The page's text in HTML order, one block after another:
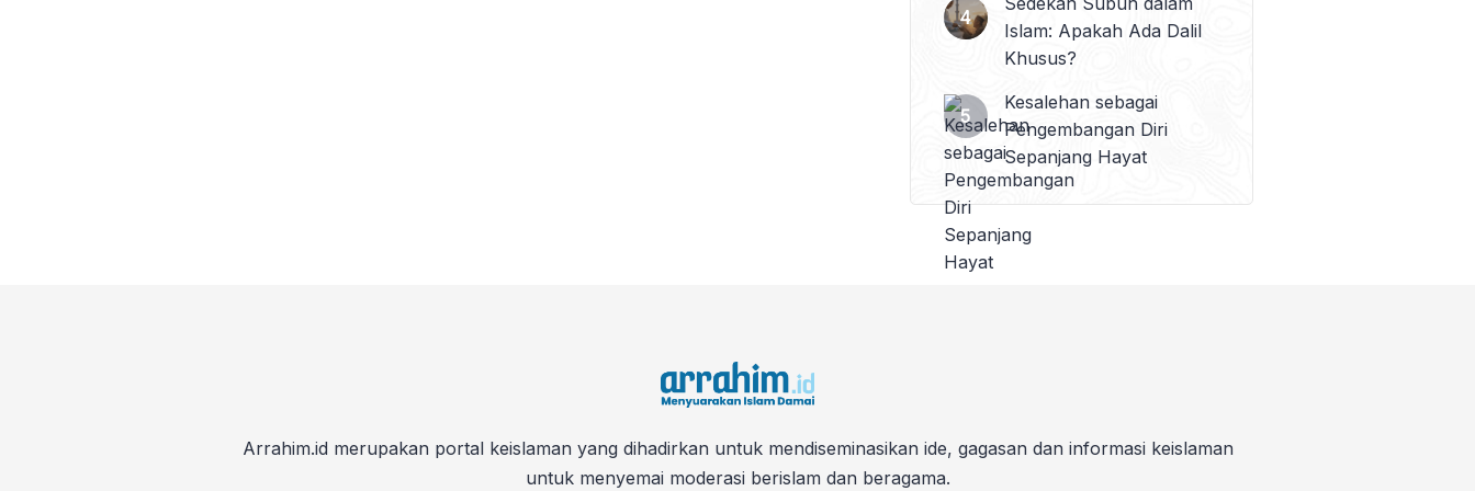
Islam: Apakah Ada Dalil
Khusus?
Kesalehan sebagai
Pengembangan Diri
Sepanjang Hayat
Arrahim.id merupakan portal keislaman yang dihadirkan untuk mendiseminasikan ide, gagasan dan informasi keislaman
untuk menyemai moderasi berislam dan beragama.